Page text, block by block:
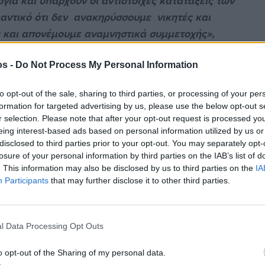
- Do Not Process My Personal Information
opt-out of the sale, sharing to third parties, or processing of your
for targeted advertising by us, please use the below opt-out
selection. Please note that after your opt-out request is processed
interest-based ads based on personal information utilized by us
to third parties prior to your opt-out. You may separately
of your personal information by third parties on the IAB’s list of
This information may also be disclosed by us to third parties on the
Participants that may further disclose it to other third parties.
Data Processing Opt Outs
opt-out of the Sharing of my personal data.
ότι δεν ανακηρύσσουμε νικητές και
και απονέμουμε αναμνηστικά συμμετοχής»,
της πρωτοβάθμιας στην εκδήλωση της 20 ης
Viber ομάδαμας και δείτε όλες τις ειδήσεις από